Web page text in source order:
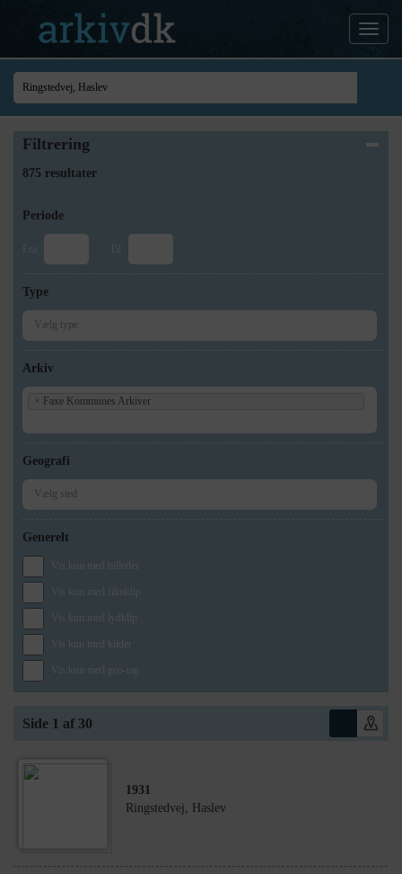
Filtrering
875 resultater
Periode
Fra Til
Type
Arkiv
× Faxe Kommunes Arkiver
Geografi
Generelt
Vis kun med billeder
Vis kun med filmklip
Vis kun med lydklip
Vis kun med kilder
Vis kun med geo-tag
Side 1 af 30
1931
Ringstedvej, Haslev